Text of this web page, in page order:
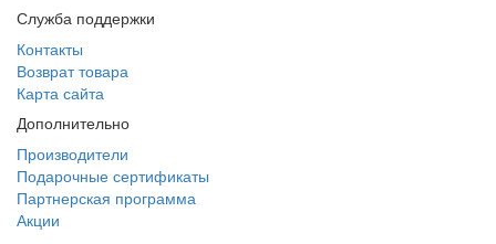
Служба поддержки
Контакты
Возврат товара
Карта сайта
Дополнительно
Производители
Подарочные сертификаты
Партнерская программа
Акции